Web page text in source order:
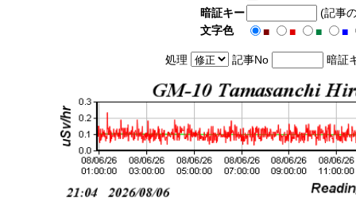
暗証キー
(記事
文字色
■ ■ ■ ■
処理 記事No 暗証